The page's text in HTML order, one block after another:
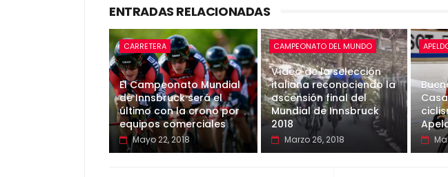
ENTRADAS RELACIONADAS
CARRETERA
El Campeonato Mundial
de Innsbruck será el
último con la crono por
equipos comerciales
Mayo 22, 2018
CAMPEONATO DEL MUNDO
Vídeo de la selección
italiana reconociendo la
ascensión final del
Mundial de Innsbruck
2018
Marzo 26, 2018